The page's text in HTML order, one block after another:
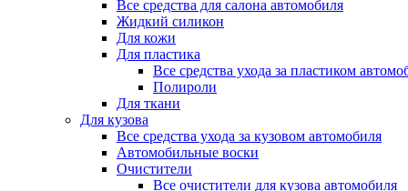
Все средства для салона автомобиля
Жидкий силикон
Для кожи
Для пластика
Все средства ухода за пластиком
Полироли
Для ткани
Для кузова
Все средства ухода за кузовом автомобиля
Автомобильные воски
Очистители
Все очистители для кузова автомобиля